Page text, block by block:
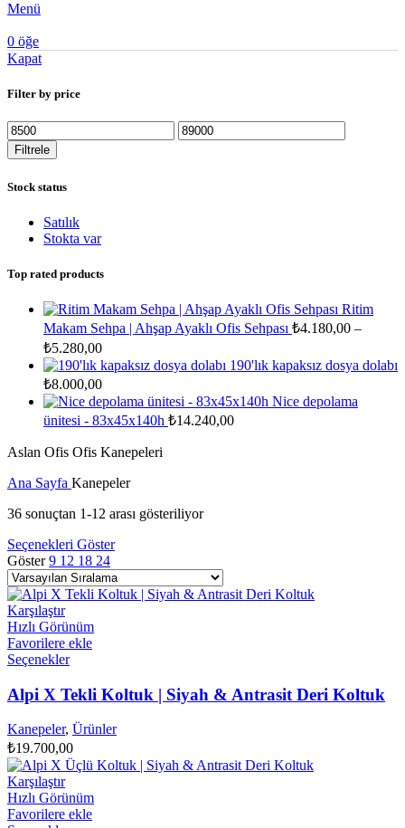
Menü
0 öğe
Kapat
Filter by price
En
düşük
fiyat
En
yüksek
Filtrele
Stock status
Satılık
Stokta var
Top rated products
Ritim
Makam Sehpa | Ahşap Ayaklı Ofis Sehpası ₺4.180,00 –
₺5.280,00Fiyat
aralığı:
₺4.180,00
-
₺5.280,00
190'lık kapaksız dosya dolabı
₺8.000,00
Nice depolama
ünitesi - 83x45x140h ₺14.240,00
Aslan Ofis Ofis Kanepeleri
Ana Sayfa Kanepeler
36 sonuçtan 1-12 arası gösteriliyor
Seçenekleri Göster
Göster9 12 18 24
Karşılaştır
Hızlı Görünüm
Favorilere ekle
SeçeneklerBu
birden
fazla
varyasyonu
var.
Seçenekler
ürün
seçilebilir
Alpi X Tekli Koltuk | Siyah & Antrasit Deri Koltuk
Kanepeler, Ürünler
₺19.700,00
Karşılaştır
Hızlı Görünüm
Favorilere ekle